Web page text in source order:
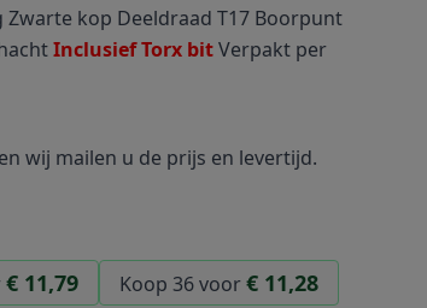
Zwarte kop Deeldraad T17 Boorpunt
Inclusief Torx bitVerpakt per
en wij mailen u de prijs en levertijd.
€ 11,79 Koop 36 voor€ 11,28